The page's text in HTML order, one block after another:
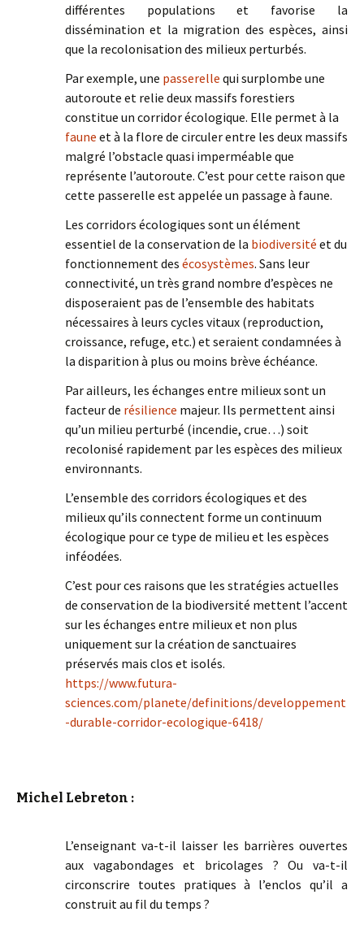
différentes populations et favorise la
dissémination et la migration des espèces, ainsi
que la recolonisation des milieux perturbés.
Par exemple, une passerelle qui surplombe une
autoroute et relie deux massifs forestiers
constitue un corridor écologique. Elle permet à la
faune et à la flore de circuler entre les deux massifs
malgré l’obstacle quasi imperméable que
représente l’autoroute. C’est pour cette raison que
cette passerelle est appelée un passage à faune.
Les corridors écologiques sont un élément
essentiel de la conservation de la biodiversité et du
fonctionnement des écosystèmes. Sans leur
connectivité, un très grand nombre d’espèces ne
disposeraient pas de l’ensemble des habitats
nécessaires à leurs cycles vitaux (reproduction,
croissance, refuge, etc.) et seraient condamnées à
la disparition à plus ou moins brève échéance.
Par ailleurs, les échanges entre milieux sont un
facteur de résilience majeur. Ils permettent ainsi
qu’un milieu perturbé (incendie, crue…) soit
recolonisé rapidement par les espèces des milieux
environnants.
L’ensemble des corridors écologiques et des
milieux qu’ils connectent forme un continuum
écologique pour ce type de milieu et les espèces
inféodées.
C’est pour ces raisons que les stratégies actuelles
de conservation de la biodiversité mettent l’accent
sur les échanges entre milieux et non plus
uniquement sur la création de sanctuaires
préservés mais clos et isolés.
https://www.futura-
sciences.com/planete/definitions/developpement
-durable-corridor-ecologique-6418/
Michel Lebreton :
L’enseignant va-t-il laisser les barrières ouvertes
aux vagabondages et bricolages ? Ou va-t-il
circonscrire toutes pratiques à l’enclos qu’il a
construit au fil du temps ?